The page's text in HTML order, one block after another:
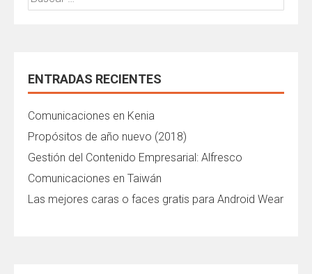
ENTRADAS RECIENTES
Comunicaciones en Kenia
Propósitos de año nuevo (2018)
Gestión del Contenido Empresarial: Alfresco
Comunicaciones en Taiwán
Las mejores caras o faces gratis para Android Wear